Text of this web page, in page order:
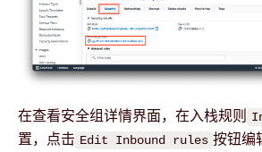
在查看安全组详情界面，在入栈规则
置，点击 Edit Inbound rules 按钮编